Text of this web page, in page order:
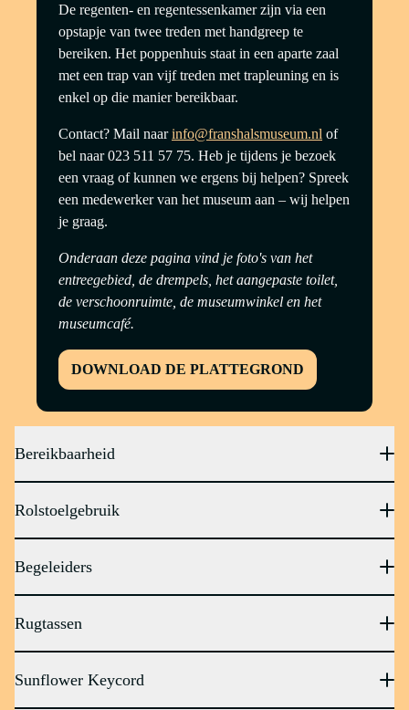
De regenten- en regentessenkamer zijn via een
opstapje van twee treden met handgreep te
bereiken. Het poppenhuis staat in een aparte zaal
met een trap van vijf treden met trapleuning en is
enkel op die manier bereikbaar.
Contact? Mail naarinfo@franshalsmuseum.nl of
bel naar 023 511 57 75. Heb je tijdens je bezoek
een vraag of kunnen we ergens bij helpen? Spreek
een medewerker van het museum aan – wij helpen
je graag.
Onderaan deze pagina vind je foto's van het
entreegebied, de drempels, het aangepaste toilet,
de verschoonruimte, de museumwinkel en het
museumcafé.
DOWNLOAD DE PLATTEGROND
Bereikbaarheid
Rolstoelgebruik
Begeleiders
Rugtassen
Sunflower Keycord